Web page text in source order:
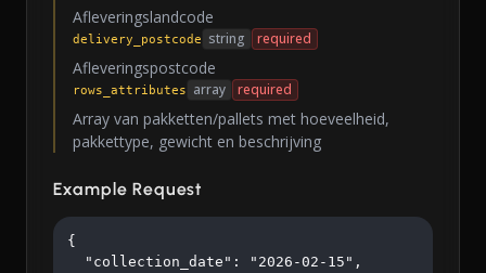
Afleveringslandcode
delivery_postcode string required
Afleveringspostcode
rows_attributes array required
Array van pakketten/pallets met hoeveelheid,
pakkettype, gewicht en beschrijving
Example Request
{
  "collection_date": "2026-02-15",